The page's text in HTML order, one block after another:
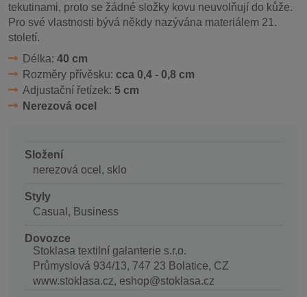
tekutinami, proto se žádné složky kovu neuvolňují do kůže.
Pro své vlastnosti bývá někdy nazývána materiálem 21.
století.
Délka: 40 cm
Rozměry přívěsku: cca 0,4 - 0,8 cm
Adjustační řetízek: 5 cm
Nerezová ocel
Složení
nerezová ocel, sklo
Styly
Casual, Business
Dovozce
Stoklasa textilní galanterie s.r.o.
Průmyslová 934/13, 747 23 Bolatice, CZ
www.stoklasa.cz, eshop@stoklasa.cz